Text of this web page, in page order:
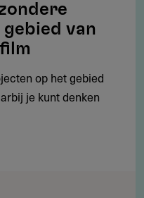
drie verschillende
verschillende landen
van
op het gebied
je kunt denken